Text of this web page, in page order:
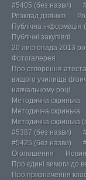
#5405 (без назви)
Розклад дзвінків
Публічна інформація
Публічні закупівлі
20 листопада 2013
Фотогалерея
Про створення
вищого училища
навчальному році
Методична скринька
Методична скринька
Методична скринька
#5387 (без назви)
#5425 (без назви)
Оголошення
Про єдині вимоги до
Про призначення